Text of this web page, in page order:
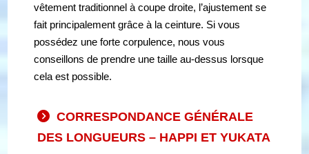
vêtement traditionnel à coupe droite, l’ajustement se
fait principalement grâce à la ceinture. Si vous
possédez une forte corpulence, nous vous
conseillons de prendre une taille au-dessus lorsque
cela est possible.
CORRESPONDANCE GÉNÉRALE
DES LONGUEURS – HAPPI ET YUKATA